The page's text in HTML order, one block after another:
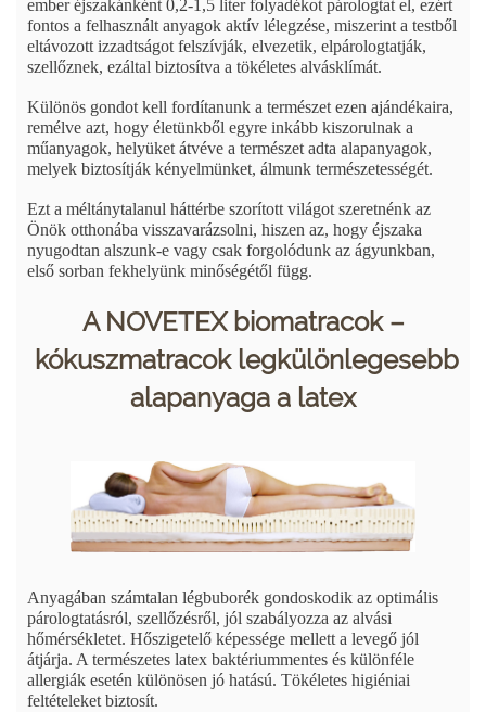
ember éjszakánként 0,2-1,5 liter folyadékot párologtat el, ezért
fontos a felhasznált anyagok aktív lélegzése, miszerint a testből
eltávozott izzadtságot felszívják, elvezetik, elpárologtatják,
szellőznek, ezáltal biztosítva a tökéletes alvásklímát.
Különös gondot kell fordítanunk a természet ezen ajándékaira,
remélve azt, hogy életünkből egyre inkább kiszorulnak a
műanyagok, helyüket átvéve a természet adta alapanyagok,
melyek biztosítják kényelmünket, álmunk természetességét.
Ezt a méltánytalanul háttérbe szorított világot szeretnénk az
Önök otthonába visszavarázsolni, hiszen az, hogy éjszaka
nyugodtan alszunk-e vagy csak forgolódunk az ágyunkban,
első sorban fekhelyünk minőségétől függ.
A NOVETEX biomatracok –
kókuszmatracok legkülönlegesebb
alapanyaga a latex
Anyagában számtalan légbuborék gondoskodik az optimális
párologtatásról, szellőzésről, jól szabályozza az alvási
hőmérsékletet. Hőszigetelő képessége mellett a levegő jól
átjárja. A természetes latex baktériummentes és különféle
allergiák esetén különösen jó hatású. Tökéletes higiéniai
feltételeket biztosít.